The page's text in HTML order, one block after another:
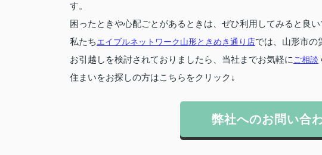
す。
困ったときや心配ごとがあるときは、ぜひ利用してみると良い
私たちエイブルネットワーク山形ときめき通り店では、山形市の
お引越しを検討されておりましたら、当社までお気軽に ご相談
住まいをお探しの方はこちらをクリック↓
弊社へのお問い合